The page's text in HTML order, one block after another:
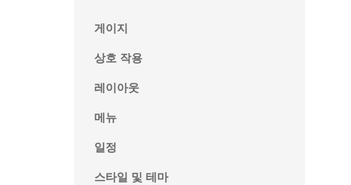
게이지
상호 작용
레이아웃
메뉴
일정
스타일 및 테마